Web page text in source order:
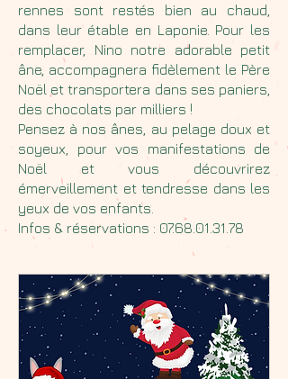
rennes sont restés bien au chaud,
dans leur étable en Laponie. Pour les
remplacer, Nino notre adorable petit
âne, accompagnera fidèlement le Père
Noël et transportera dans ses paniers,
des chocolats par milliers !
Pensez à nos ânes, au pelage doux et
soyeux, pour vos manifestations de
Noël et vous découvrirez
émerveillement et tendresse dans les
yeux de vos enfants.
Infos & réservations : 07.68.01.31.78